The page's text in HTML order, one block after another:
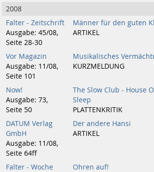
2008
Falter - Zeitschrift
Ausgabe: 45/08,
Seite 28-30
Männer für den guten
ARTIKEL
Vor Magazin
Ausgabe: 11/08,
Seite 101
Musikalisches
KURZMELDUNG
Now!
Ausgabe: 73,
Seite 50
The Slow Club - House
Sleep
PLATTENKRITIK
DATUM Verlag
GmbH
Ausgabe: 11/08,
Seite 64ff
Der andere Hansi
ARTIKEL
Falter - Woche
Ohren auf!